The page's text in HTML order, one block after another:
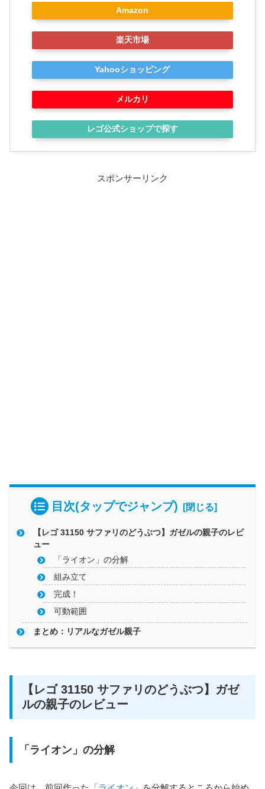
Amazon
楽天市場
Yahooショッピング
メルカリ
レゴ公式ショップで探す
スポンサーリンク
目次(タップでジャンプ)
【レゴ 31150 サファリのどうぶつ】ガゼルの親子のレビ
ュー
「ライオン」の分解
組み立て
完成！
可動範囲
まとめ：リアルなガゼル親子
【レゴ 31150 サファリのどうぶつ】ガゼ
ルの親子のレビュー
「ライオン」の分解